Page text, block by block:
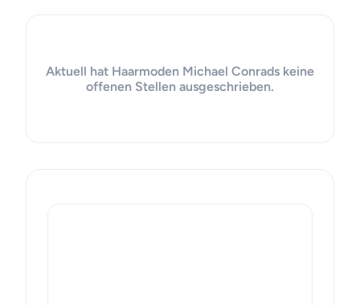
Aktuell hat Haarmoden Michael Conrads keine
offenen Stellen ausgeschrieben.